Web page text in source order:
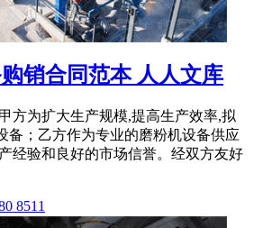
销合同范本 人人文库
方为扩大生产规模,提高生产效率,拟
备；乙方作为专业的磨粉机设备供应
经验和良好的市场信誉。经双方友好
8511